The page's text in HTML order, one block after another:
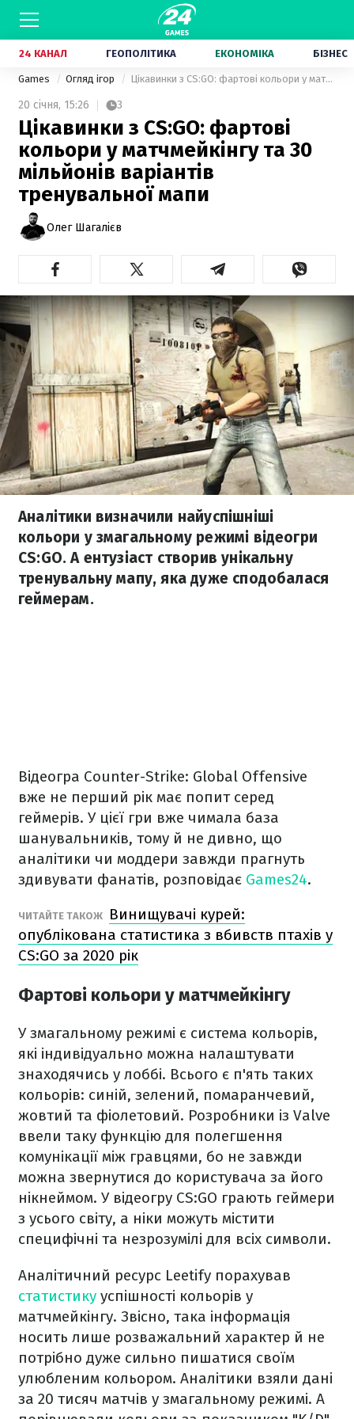
24 КАНАЛ ГЕОПОЛІТИКА ЕКОНОМІКА БІЗНЕС
Games Огляд ігор Цікавинки з CS:GO: фартові кольори у матчмейкінгу та 30 мільйонів варіантів тренувальної мапи
20 січня, 15:26 3
Цікавинки з CS:GO: фартові
кольори у матчмейкінгу та 30
мільйонів варіантів
тренувальної мапи
Олег Шагалієв
Аналітики визначили найуспішніші
кольори у змагальному режимі відеогри
CS:GO. А ентузіаст створив унікальну
тренувальну мапу, яка дуже сподобалася
геймерам.
Відеогра Counter-Strike: Global Offensive
вже не перший рік має попит серед
геймерів. У цієї гри вже чимала база
шанувальників, тому й не дивно, що
аналітики чи моддери завжди прагнуть
здивувати фанатів, розповідає Games24.
ЧИТАЙТЕ ТАКОЖ
Винищувачі курей:
опублікована статистика з вбивств птахів у
CS:GO за 2020 рік
Фартові кольори у матчмейкінгу
У змагальному режимі є система кольорів,
які індивідуально можна налаштувати
знаходячись у лоббі. Всього є п'ять таких
кольорів: синій, зелений, помаранчевий,
жовтий та фіолетовий. Розробники із Valve
ввели таку функцію для полегшення
комунікації між гравцями, бо не завжди
можна звернутися до користувача за його
нікнеймом. У відеогру CS:GO грають геймери
з усього світу, а ніки можуть містити
специфічні та незрозумілі для всіх символи.
Аналітичний ресурс Leetify порахував
статистику успішності кольорів у
матчмейкінгу. Звісно, така інформація
носить лише розважальний характер й не
потрібно дуже сильно пишатися своїм
улюбленим кольором. Аналітики взяли дані
за 20 тисяч матчів у змагальному режимі. А